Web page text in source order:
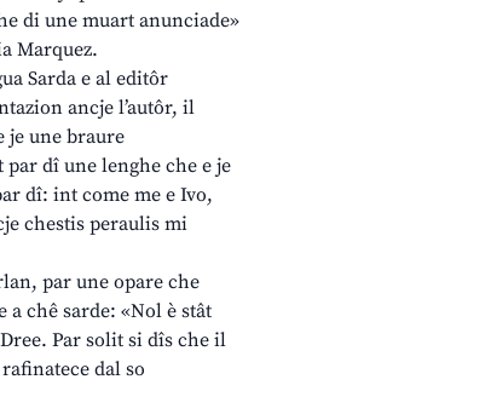
di une muart anunciade»
Marquez.
Sarda e al editôr
ancje l’autôr, il
je une braure
dî une lenghe che e je
dî: int come me e Ivo,
chestis peraulis mi
par une opare che
chê sarde: «Nol è stât
Par solit si dîs che il
dal so